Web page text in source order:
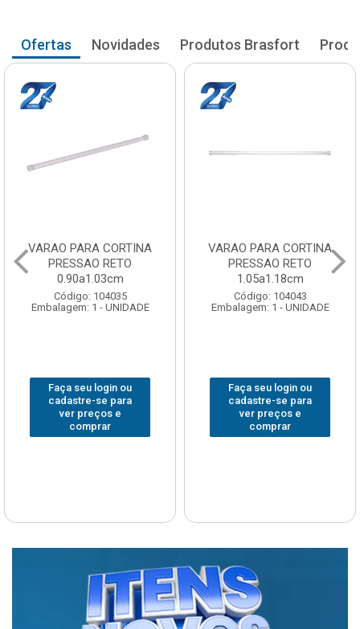
Ofertas Novidades Produtos Brasfort
VARAO PARA CORTINA
PRESSAO RETO
0.90a1.03cm
Código: 104035
Embalagem: 1 - UNIDADE
Faça seu login ou
cadastre-se para
ver preços e
comprar
VARAO PARA CORTINA
PRESSAO RETO
1.05a1.18cm
Código: 104043
Embalagem: 1 - UNIDADE
Faça seu login ou
cadastre-se para
ver preços e
comprar